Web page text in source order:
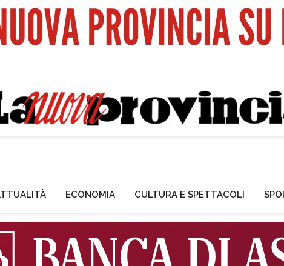
ECONOMIA CULTURA E SPETTACOLI